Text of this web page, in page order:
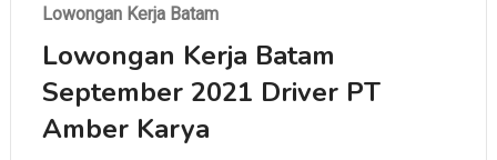
Lowongan Kerja Batam
Lowongan Kerja Batam
September 2021 Driver PT
Amber Karya